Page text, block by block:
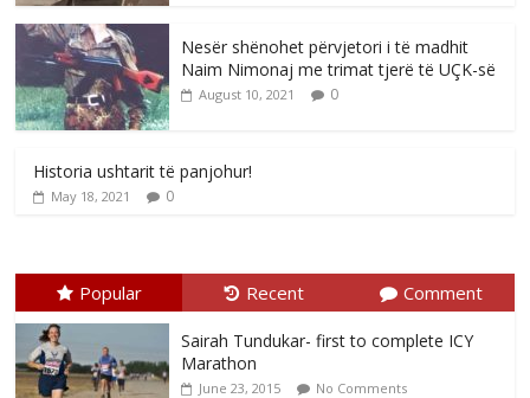
Nesër shënohet përvjetori i të madhit
Naim Nimonaj me trimat tjerë të UÇK-së
August 10, 2021 0
Historia ushtarit të panjohur!
May 18, 2021 0
Popular Recent Comment
Sairah Tundukar- first to complete ICY
Marathon
June 23, 2015 No Comments